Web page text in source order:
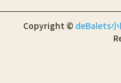
Copyright © deBalets小